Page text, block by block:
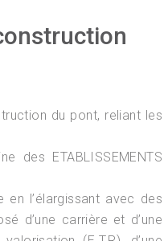
du pont, reliant les
des ETABLISSEMENTS
en l’élargissant avec des
d’une carrière et d’une